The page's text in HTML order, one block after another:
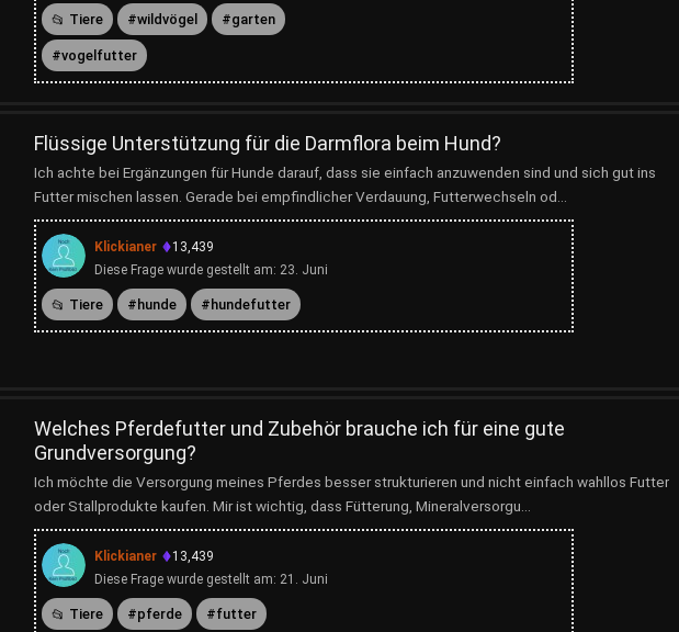
Tiere wildvögel garten
vogelfutter
Flüssige Unterstützung für die Darmflora beim Hund?
Ich achte bei Ergänzungen für Hunde darauf, dass sie einfach anzuwenden sind und sich gut ins
Futter mischen lassen. Gerade bei empfindlicher Verdauung, Futterwechseln od...
Klickianer
13,439
Diese Frage wurde gestellt am: 23. Juni
Tiere hunde hundefutter
Welches Pferdefutter und Zubehör brauche ich für eine gute
Grundversorgung?
Ich möchte die Versorgung meines Pferdes besser strukturieren und nicht einfach wahllos Futter
oder Stallprodukte kaufen. Mir ist wichtig, dass Fütterung, Mineralversorgu...
Klickianer
13,439
Diese Frage wurde gestellt am: 21. Juni
Tiere pferde futter